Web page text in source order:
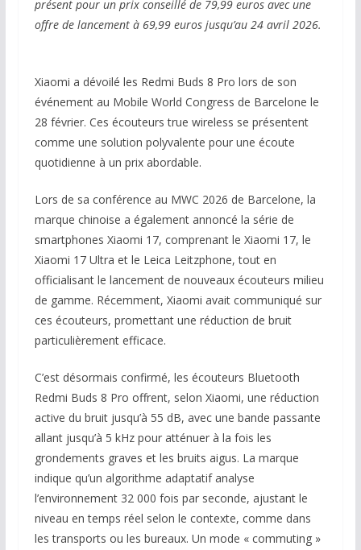
présent pour un prix conseillé de 79,99 euros avec une
offre de lancement à 69,99 euros jusqu’au 24 avril 2026.
Xiaomi a dévoilé les Redmi Buds 8 Pro lors de son
événement au Mobile World Congress de Barcelone le
28 février. Ces écouteurs true wireless se présentent
comme une solution polyvalente pour une écoute
quotidienne à un prix abordable.
Lors de sa conférence au MWC 2026 de Barcelone, la
marque chinoise a également annoncé la série de
smartphones Xiaomi 17, comprenant le Xiaomi 17, le
Xiaomi 17 Ultra et le Leica Leitzphone, tout en
officialisant le lancement de nouveaux écouteurs milieu
de gamme. Récemment, Xiaomi avait communiqué sur
ces écouteurs, promettant une réduction de bruit
particulièrement efficace.
C’est désormais confirmé, les écouteurs Bluetooth
Redmi Buds 8 Pro offrent, selon Xiaomi, une réduction
active du bruit jusqu’à 55 dB, avec une bande passante
allant jusqu’à 5 kHz pour atténuer à la fois les
grondements graves et les bruits aigus. La marque
indique qu’un algorithme adaptatif analyse
l’environnement 32 000 fois par seconde, ajustant le
niveau en temps réel selon le contexte, comme dans
les transports ou les bureaux. Un mode « commuting »